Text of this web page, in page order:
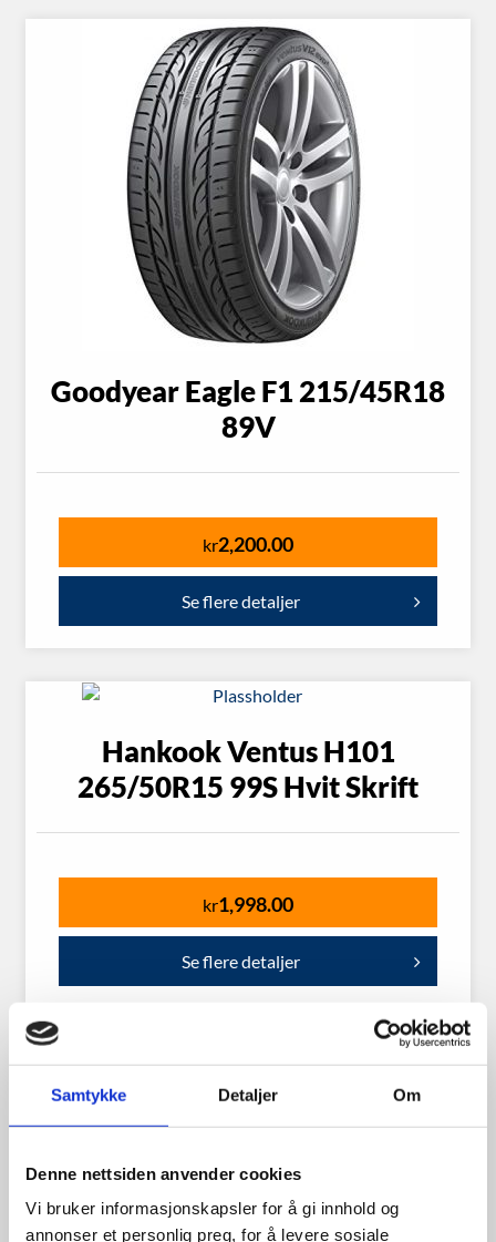
Samtykke Detaljer Om
Denne nettsiden anvender cookies
Vi bruker informasjonskapsler for å gi innhold og
annonser et personlig preg, for å levere sosiale
Goodyear Eagle F1 215/45R18
89V
kr2,200.00
Se flere detaljer
Hankook Ventus H101
265/50R15 99S Hvit Skrift
kr1,998.00
Se flere detaljer
Vredenstein 215/60R16